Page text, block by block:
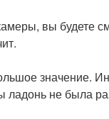
вы будете
значение.
ладонь не была